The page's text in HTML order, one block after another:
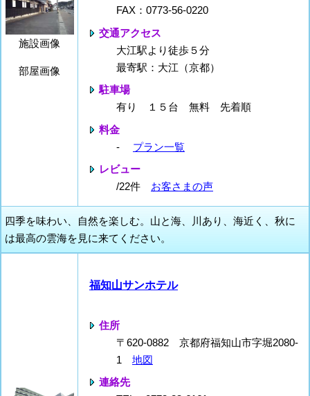
施設画像
部屋画像
FAX：0773-56-0220
交通アクセス
大江駅より徒歩５分
最寄駅：大江（京都）
駐車場
有り １５台 無料 先着順
料金
- プラン一覧
レビュー
/22件 お客さまの声
四季を味わい、自然を楽しむ。山と海、川あり、海近く、秋に
は最高の雲海を見に来てください。
福知山サンホテル
住所
〒620-0882 京都府福知山市字堀2080-
1 地図
連絡先